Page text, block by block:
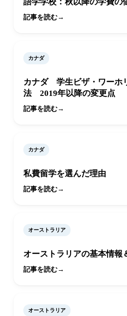
記事を読む
カナダ
カナダ 学生ビザ・ワーホ
法 2019年以降の変更点
記事を読む
カナダ
私費留学を選んだ理由
記事を読む
オーストラリア
オーストラリアの基本情報
記事を読む
オーストラリア